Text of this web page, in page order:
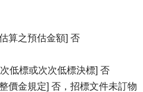
算之預估金額] 否
低標或次次低標決標] 否
價金規定] 否，招標文件未訂物